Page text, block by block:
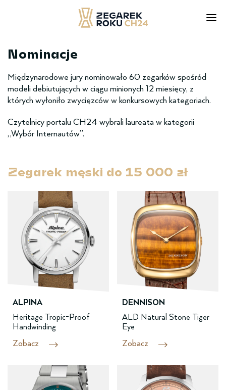
Skip
content
Nominacje
Międzynarodowe jury nominowało 60 zegarków spośród
modeli debiutujących w ciągu minionych 12 miesięcy, z
których wyłoniło zwycięzców w konkursowych kategoriach.
Czytelnicy portalu CH24 wybrali laureata w kategorii
„Wybór Internautów”.
Zegarek męski ­do­­ 15 000 zł
ALPINA
Heritage Tropic-Proof
Handwinding
Zobacz
DENNISON
ALD Natural Stone Tiger
Eye
Zobacz